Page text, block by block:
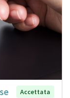
Accettata